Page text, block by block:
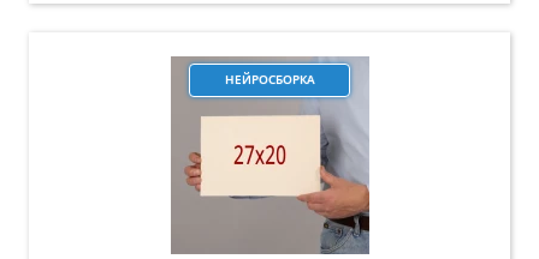
НЕЙРОСБОРКА